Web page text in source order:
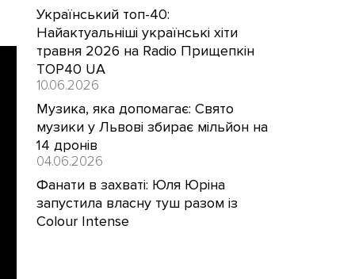
Український топ-40:
Найактуальніші українські хіти
травня 2026 на Radio Прищепкін
TOP40 UA
10.06.2026
Музика, яка допомагає: Свято
музики у Львові збирає мільйон на
14 дронів
04.06.2026
Фанати в захваті: Юля Юріна
запустила власну туш разом із
Colour Intense